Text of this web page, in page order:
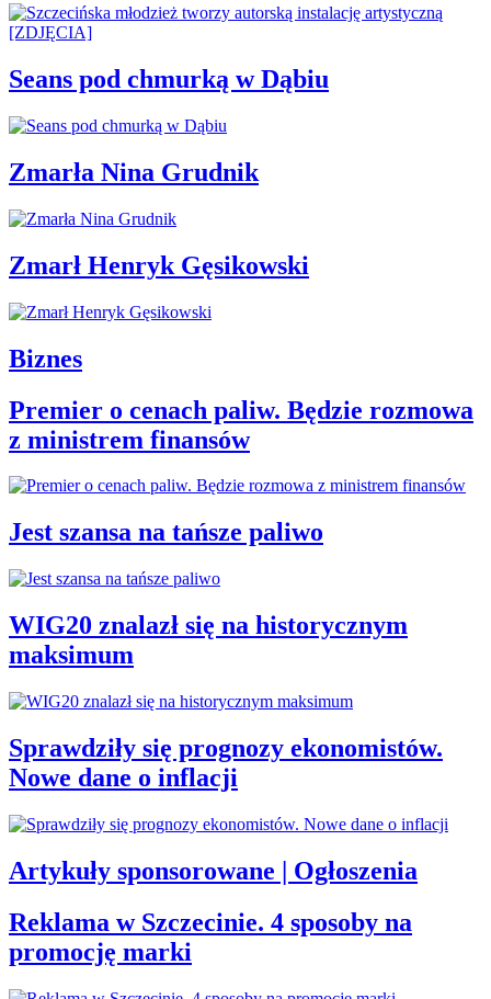
Seans pod chmurką w Dąbiu
Zmarła Nina Grudnik
Zmarł Henryk Gęsikowski
Biznes
Premier o cenach paliw. Będzie rozmowa
z ministrem finansów
Jest szansa na tańsze paliwo
WIG20 znalazł się na historycznym
maksimum
Sprawdziły się prognozy ekonomistów.
Nowe dane o inflacji
Artykuły sponsorowane | Ogłoszenia
Reklama w Szczecinie. 4 sposoby na
promocję marki